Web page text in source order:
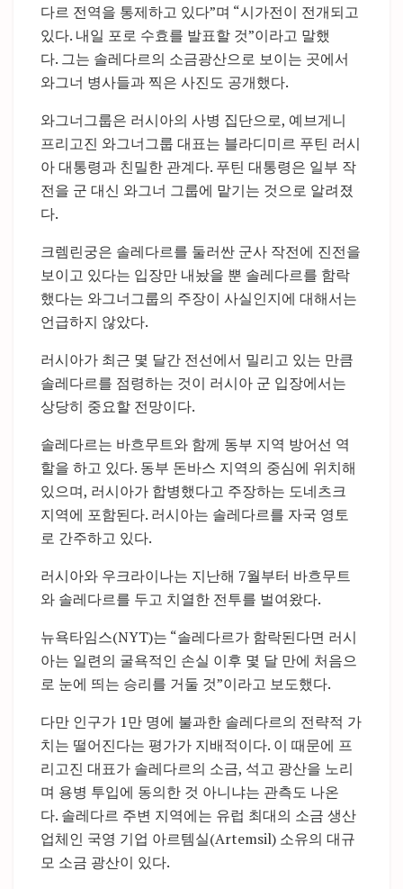
다르 전역을 통제하고 있다”며 “시가전이 전개되고
있다. 내일 포로 수효를 발표할 것”이라고 말했
다. 그는 솔레다르의 소금광산으로 보이는 곳에서
와그너 병사들과 찍은 사진도 공개했다.
와그너그룹은 러시아의 사병 집단으로, 예브게니
프리고진 와그너그룹 대표는 블라디미르 푸틴 러시
아 대통령과 친밀한 관계다. 푸틴 대통령은 일부 작
전을 군 대신 와그너 그룹에 맡기는 것으로 알려졌
다.
크렘린궁은 솔레다르를 둘러싼 군사 작전에 진전을
보이고 있다는 입장만 내놨을 뿐 솔레다르를 함락
했다는 와그너그룹의 주장이 사실인지에 대해서는
언급하지 않았다.
러시아가 최근 몇 달간 전선에서 밀리고 있는 만큼
솔레다르를 점령하는 것이 러시아 군 입장에서는
상당히 중요할 전망이다.
솔레다르는 바흐무트와 함께 동부 지역 방어선 역
할을 하고 있다. 동부 돈바스 지역의 중심에 위치해
있으며, 러시아가 합병했다고 주장하는 도네츠크
지역에 포함된다. 러시아는 솔레다르를 자국 영토
로 간주하고 있다.
러시아와 우크라이나는 지난해 7월부터 바흐무트
와 솔레다르를 두고 치열한 전투를 벌여왔다.
뉴욕타임스(NYT)는 “솔레다르가 함락된다면 러시
아는 일련의 굴욕적인 손실 이후 몇 달 만에 처음으
로 눈에 띄는 승리를 거둘 것”이라고 보도했다.
다만 인구가 1만 명에 불과한 솔레다르의 전략적 가
치는 떨어진다는 평가가 지배적이다. 이 때문에 프
리고진 대표가 솔레다르의 소금, 석고 광산을 노리
며 용병 투입에 동의한 것 아니냐는 관측도 나온
다. 솔레다르 주변 지역에는 유럽 최대의 소금 생산
업체인 국영 기업 아르템실(Artemsil) 소유의 대규
모 소금 광산이 있다.